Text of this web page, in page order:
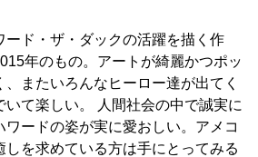
ード・ザ・ダックの活躍を描く作
年のもの。アートが綺麗かつポッ
、またいろんなヒーロー達が出てく
いて楽しい。 人間社会の中で誠実に
ワードの姿が実に愛おしい。アメコ
しを求めている方は手にとってみる